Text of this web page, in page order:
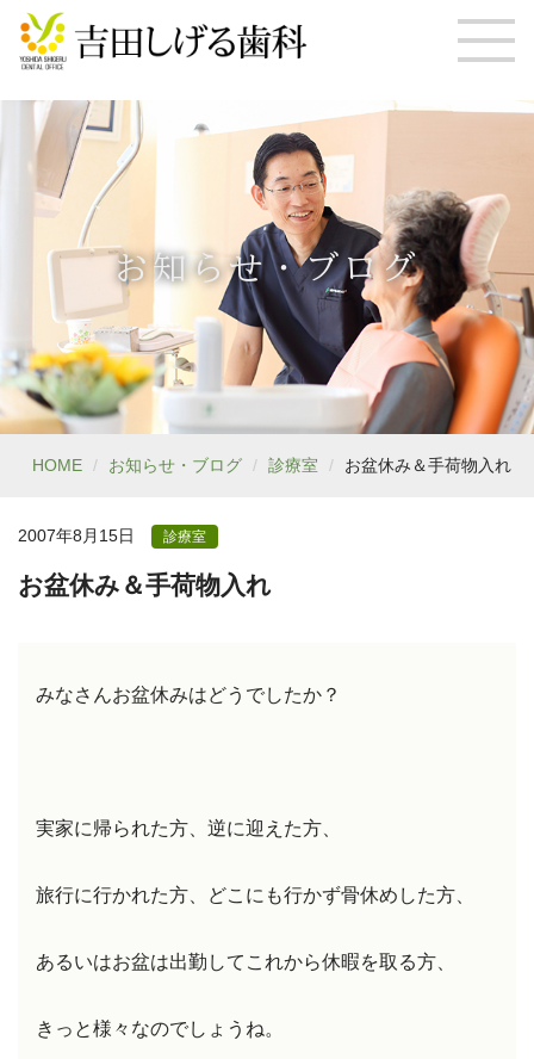
お知らせ・ブログ
HOME お知らせ・ブログ 診療室 お盆休み＆手荷物入れ
2007年8月15日 診療室
お盆休み＆手荷物入れ
みなさんお盆休みはどうでしたか？
実家に帰られた方、逆に迎えた方、
旅行に行かれた方、どこにも行かず骨休めした方、
あるいはお盆は出勤してこれから休暇を取る方、
きっと様々なのでしょうね。